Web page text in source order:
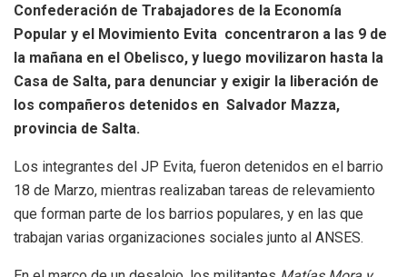
Confederación de Trabajadores de la Economía
Popular y el Movimiento Evita concentraron a las 9 de
la mañana en el Obelisco, y luego movilizaron hasta la
Casa de Salta, para denunciar y exigir la liberación de
los compañeros detenidos en Salvador Mazza,
provincia de Salta.
Los integrantes del JP Evita, fueron detenidos en el barrio
18 de Marzo, mientras realizaban tareas de relevamiento
que forman parte de los barrios populares, y en las que
trabajan varias organizaciones sociales junto al ANSES.